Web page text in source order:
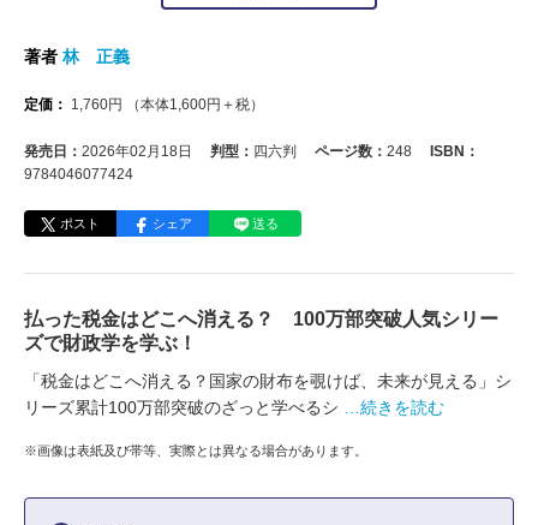
著者 林 正義
定価： 1,760円 （本体1,600円＋税）
発売日： 2026年02月18日 判型： 四六判 ページ数： 248
ISBN：
9784046077424
ポスト シェア 送る
払った税金はどこへ消える？ 100万部突破人気シリー
ズで財政学を学ぶ！
「税金はどこへ消える？国家の財布を覗けば、未来が見える」シ
リーズ累計100万部突破のざっと学べるシ
…続きを読む
※画像は表紙及び帯等、実際とは異なる場合があります。